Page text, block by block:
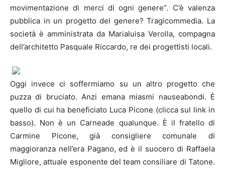
movimentazione di merci di ogni genere”. C’è valenza
pubblica in un progetto del genere? Tragicommedia. La
società è amministrata da Marialuisa Verolla, compagna
dell’architetto Pasquale Riccardo, re dei progettisti locali.
Oggi invece ci soffermiamo su un altro progetto che
puzza di bruciato. Anzi emana miasmi nauseabondi. È
quello di cui ha beneficiato Luca Picone (clicca sul link in
basso). Non è un Carneade qualunque. È il fratello di
Carmine Picone, già consigliere comunale di
maggioranza nell’era Pagano, ed è il suocero di Raffaela
Migliore, attuale esponente del team consiliare di Tatone.